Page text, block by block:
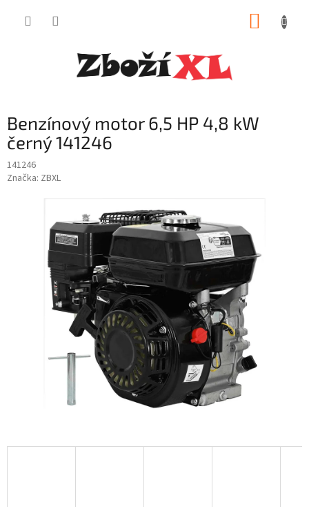
Benzínový motor 6,5 HP 4,8 kW
černý 141246
141246
Značka: ZBXL